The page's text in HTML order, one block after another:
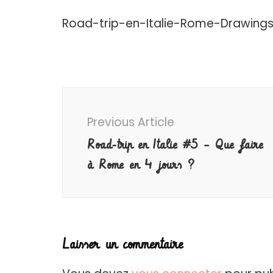
Road-trip-en-Italie-Rome-
Navigation
Previous Article
Road-trip en Italie #5 – Que faire
à Rome en 4 jours ?
Laisser un commentaire